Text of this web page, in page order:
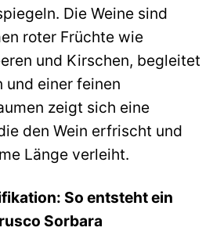
Die Weine sind
roter Früchte wie
und Kirschen, begleitet
und einer feinen
zeigt sich eine
den Wein erfrischt und
Länge verleiht.
So entsteht ein
Sorbara